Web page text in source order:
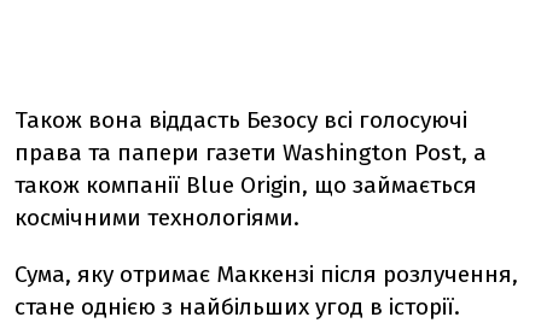
Також вона віддасть Безосу всі голосуючі
права та папери газети Washington Post, а
також компанії Blue Origin, що займається
космічними технологіями.
Сума, яку отримає Маккензі після розлучення,
стане однією з найбільших угод в історії.